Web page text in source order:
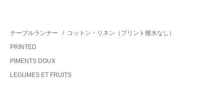
テーブルランナー / コットン・リネン（プリント撥水なし）
PRINTED
PIMENTS DOUX
LEGUMES ET FRUITS